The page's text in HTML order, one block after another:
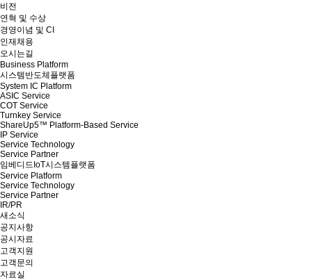
비전
연혁 및 수상
경영이념 및 CI
인재채용
오시는길
Business Platform
시스템반도체플랫폼
System IC Platform
ASIC Service
COT Service
Turnkey Service
ShareUp5™ Platform-Based Service
IP Service
Service Technology
Service Partner
임베디드IoT시스템플랫폼
Service Platform
Service Technology
Service Partner
IR/PR
새소식
공지사항
공시자료
고객지원
고객문의
자료실